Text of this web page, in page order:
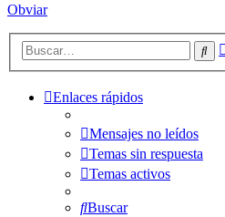
Obviar
Enlaces rápidos
Mensajes no leídos
Temas sin respuesta
Temas activos
Buscar